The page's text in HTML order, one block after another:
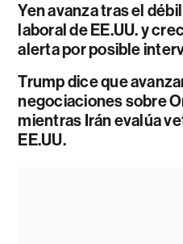
Yen avanza tras el
laboral de EE.UU. y
alerta por posible
Trump dice que
negociaciones sobre
mientras Irán evalúa
EE.UU.